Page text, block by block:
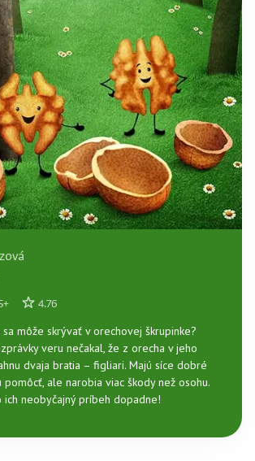
+ 4.76
môže skrývať v orechovej škrupinke?
veru nečakal, že z orecha v jeho
dvaja bratia – figliari. Majú síce dobré
pomôcť, ale narobia viac škody než osohu.
ich neobyčajný príbeh dopadne!